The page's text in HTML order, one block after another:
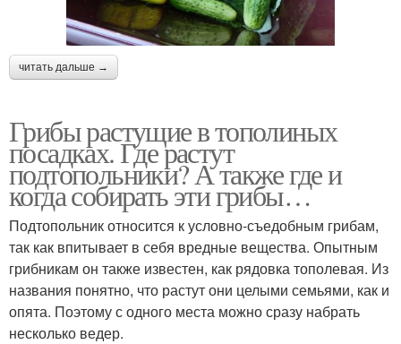
читать дальше →
Грибы растущие в тополиных
посадках. Где растут
подтопольники? А также где и
когда собирать эти грибы…
Подтопольник относится к условно-съедобным грибам,
так как впитывает в себя вредные вещества. Опытным
грибникам он также известен, как рядовка тополевая. Из
названия понятно, что растут они целыми семьями, как и
опята. Поэтому с одного места можно сразу набрать
несколько ведер.